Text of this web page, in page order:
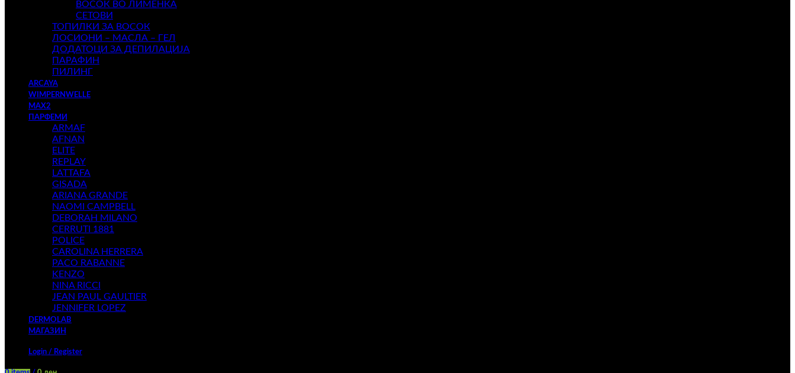
ВОСОК ВО ЛИМЕНКА
СЕТОВИ
ТОПИЛКИ ЗА ВОСОК
ЛОСИОНИ – МАСЛА – ГЕЛ
ДОДАТОЦИ ЗА ДЕПИЛАЦИЈА
ПАРАФИН
ПИЛИНГ
ARCAYA
WIMPERNWELLE
MAX2
ПАРФЕМИ
ARMAF
AFNAN
ELITE
REPLAY
LATTAFA
GISADA
ARIANA GRANDE
NAOMI CAMPBELL
DEBORAH MILANO
CERRUTI 1881
POLICE
CAROLINA HERRERA
PACO RABANNE
KENZO
NINA RICCI
JEAN PAUL GAULTIER
JENNIFER LOPEZ
DERMOLAB
МАГАЗИН
Login / Register